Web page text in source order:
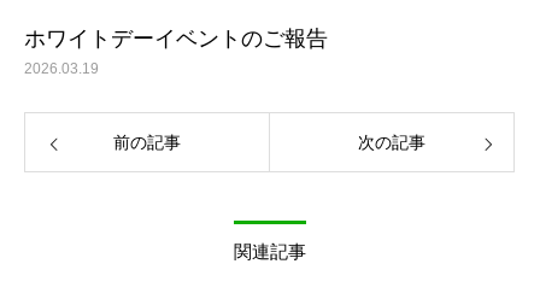
ホワイトデーイベントのご報告
2026.03.19
前の記事 次の記事
関連記事